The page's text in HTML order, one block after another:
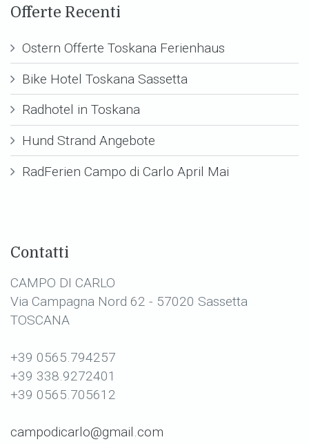
Offerte Recenti
Ostern Offerte Toskana Ferienhaus
Bike Hotel Toskana Sassetta
Radhotel in Toskana
Hund Strand Angebote
RadFerien Campo di Carlo April Mai
Contatti
CAMPO DI CARLO
Via Campagna Nord 62 - 57020 Sassetta
TOSCANA
+39 0565.794257
+39 338.9272401
+39 0565.705612
campodicarlo@gmail.com